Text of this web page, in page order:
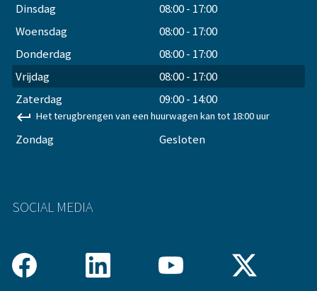
Dinsdag
08:00- 17:00
Woensdag
08:00- 17:00
Donderdag
08:00- 17:00
Vrijdag
08:00- 17:00
Zaterdag
09:00- 14:00
keyboard_return Het terugbrengen van een huurwagen kan tot 18:00 uur
Zondag Gesloten
SOCIAL MEDIA